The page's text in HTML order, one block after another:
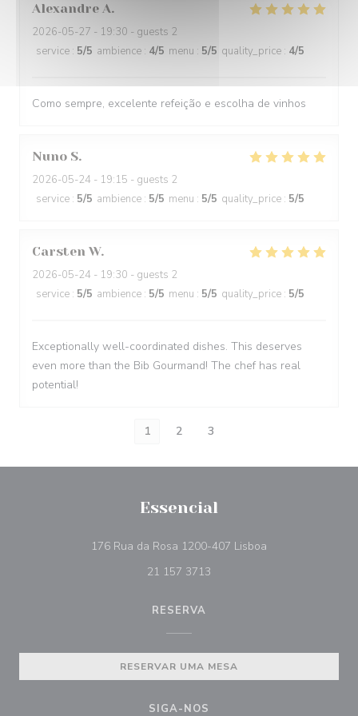
Alexandre A
2026-05-27 - 19:30 - guests 2
service : 5/5 ambience : 4/5 menu : 5/5 quality_price : 4/5
Como sempre, excelente refeição e escolha de vinhos
Nuno S
2026-05-24 - 19:15 - guests 2
service : 5/5 ambience : 5/5 menu : 5/5 quality_price : 5/5
Carsten W
2026-05-24 - 19:30 - guests 2
service : 5/5 ambience : 5/5 menu : 5/5 quality_price : 5/5
Exceptionally well-coordinated dishes. This deserves
even more than the Bib Gourmand! The chef has real
potential!
1 2 3
Essencial
176 Rua da Rosa 1200-407 Lisboa
21 157 3713
RESERVA
RESERVAR UMA MESA
SIGA-NOS